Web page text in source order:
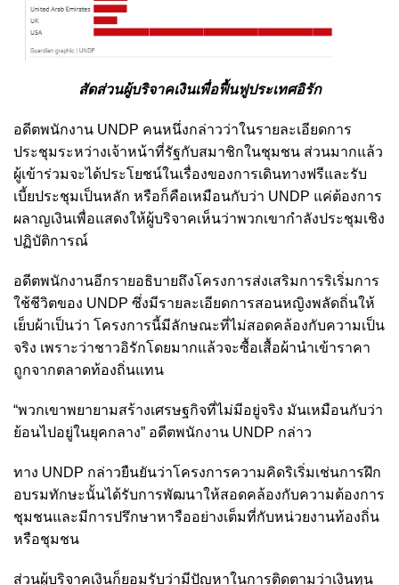
สัดส่วนผู้บริจาคเงินเพื่อฟื้นฟูประเทศอิรัก
อดีตพนักงาน UNDP คนหนึ่งกล่าวว่าในรายละเอียดการ
ประชุมระหว่างเจ้าหน้าที่รัฐกับสมาชิกในชุมชน ส่วนมากแล้ว
ผู้เข้าร่วมจะได้ประโยชน์ในเรื่องของการเดินทางฟรีและรับ
เบี้ยประชุมเป็นหลัก หรือก็คือเหมือนกับว่า UNDP แค่ต้องการ
ผลาญเงินเพื่อแสดงให้ผู้บริจาคเห็นว่าพวกเขากำลังประชุมเชิง
ปฏิบัติการณ์
อดีตพนักงานอีกรายอธิบายถึงโครงการส่งเสริมการริเริ่มการ
ใช้ชีวิตของ UNDP ซึ่งมีรายละเอียดการสอนหญิงพลัดถิ่นให้
เย็บผ้าเป็นว่า โครงการนี้มีลักษณะที่ไม่สอดคล้องกับความเป็น
จริง เพราะว่าชาวอิรักโดยมากแล้วจะซื้อเสื้อผ้านำเข้าราคา
ถูกจากตลาดท้องถิ่นแทน
“พวกเขาพยายามสร้างเศรษฐกิจที่ไม่มีอยู่จริง มันเหมือนกับว่า
ย้อนไปอยู่ในยุคกลาง” อดีตพนักงาน UNDP กล่าว
ทาง UNDP กล่าวยืนยันว่าโครงการความคิดริเริ่มเช่นการฝึก
อบรมทักษะนั้นได้รับการพัฒนาให้สอดคล้องกับความต้องการ
ชุมชนและมีการปรึกษาหารืออย่างเต็มที่กับหน่วยงานท้องถิ่น
หรือชุมชน
ส่วนผู้บริจาคเงินก็ยอมรับว่ามีปัญหาในการติดตามว่าเงินทุน